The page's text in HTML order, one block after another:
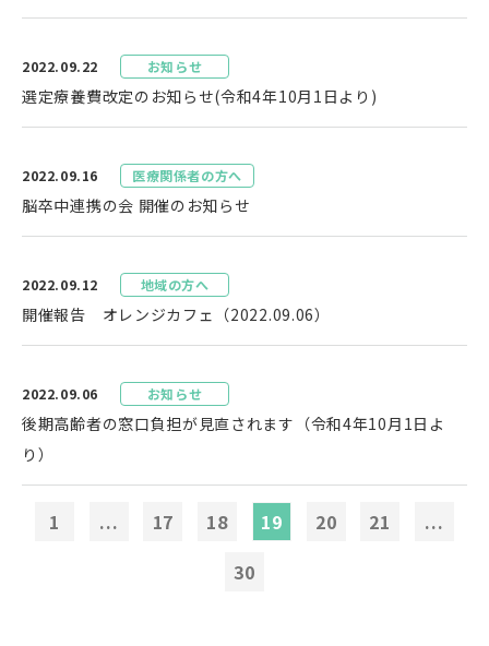
2022.09.22 お知らせ
選定療養費改定のお知らせ(令和4年10月1日より)
2022.09.16 医療関係者の方へ
脳卒中連携の会 開催のお知らせ
2022.09.12 地域の方へ
開催報告 オレンジカフェ（2022.09.06）
2022.09.06 お知らせ
後期高齢者の窓口負担が見直されます（令和4年10月1日よ
り）
1 ... 17 18 19 20 21
...
30